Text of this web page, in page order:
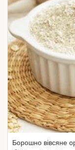
Борошно вівсяне